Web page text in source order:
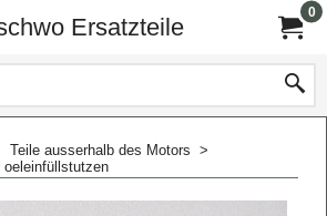
Ersatzteile
0
Teile ausserhalb des Motors >
oeleinfüllstutzen